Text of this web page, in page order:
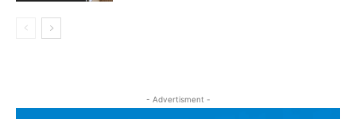
- Advertisment -